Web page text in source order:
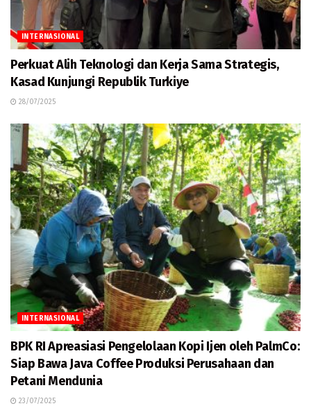
INTERNASIONAL
Perkuat Alih Teknologi dan Kerja Sama Strategis,
Kasad Kunjungi Republik Turkiye
28/07/2025
INTERNASIONAL
BPK RI Apreasiasi Pengelolaan Kopi Ijen oleh PalmCo:
Siap Bawa Java Coffee Produksi Perusahaan dan
Petani Mendunia
23/07/2025